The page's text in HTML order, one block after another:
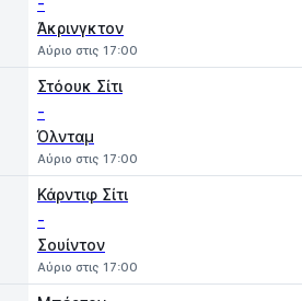
Άκρινγκτον
Αύριο στις 17:00
Στόουκ Σίτι
-
Όλνταμ
Αύριο στις 17:00
Κάρντιφ Σίτι
-
Σουίντον
Αύριο στις 17:00